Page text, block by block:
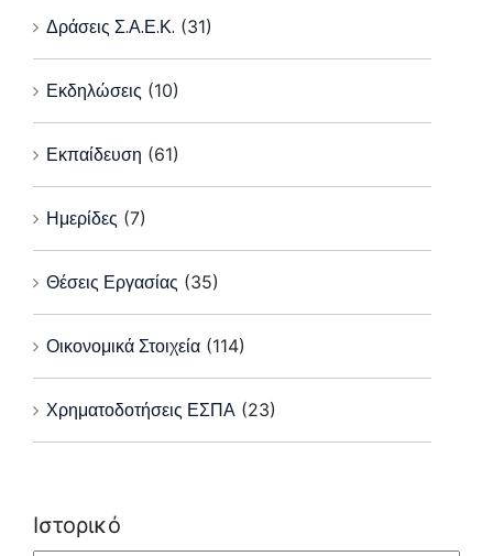
Δράσεις Σ.Α.Ε.Κ. (31)
Εκδηλώσεις (10)
Εκπαίδευση (61)
Ημερίδες (7)
Θέσεις Εργασίας (35)
Οικονομικά Στοιχεία (114)
Χρηματοδοτήσεις ΕΣΠΑ (23)
Ιστορικό